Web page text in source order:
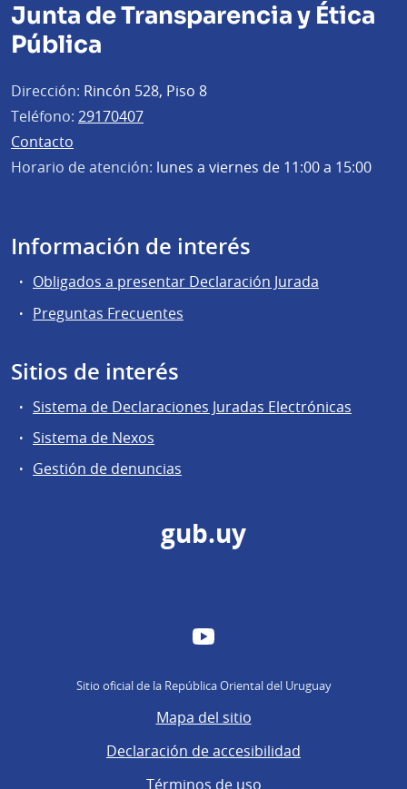
Junta de Transparencia y Ética
Pública
Dirección: Rincón 528, Piso 8
Teléfono: 29170407
Contacto
Horario de atención: lunes a viernes de 11:00 a 15:00
Información de interés
Obligados a presentar Declaración Jurada
Preguntas Frecuentes
Sitios de interés
Sistema de Declaraciones Juradas Electrónicas
Sistema de Nexos
Gestión de denuncias
gub.uy
YouTube
Sitio oficial de la República Oriental del Uruguay
Mapa del sitio
Declaración de accesibilidad
Términos de uso